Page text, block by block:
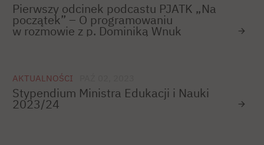
Pierwszy odcinek podcastu PJATK „Na
początek” – O programowaniu
w rozmowie z p. Dominiką Wnuk
AKTUALNOŚCI
Stypendium Ministra Edukacji i Nauki
2023/24